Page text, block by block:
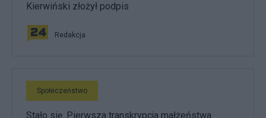
Kierwiński złożył podpis
Redakcja
Społeczeństwo
Stało się. Pierwsza transkrypcja małżeństwa